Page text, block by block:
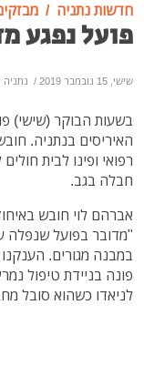
חדשות נתניה
פועל נפגע
שישי, 15 נובמבר 2019 / נתניה
בשעות הבוקר (שישי)
האיריסים בנתניה.
חבלה בגב.
אברהם לוי חובש
"מדובר בפועל שנפלה
במבנה מגורים. הענקנו
פונה בניידת טיפול
לניאדו כשהוא סובל